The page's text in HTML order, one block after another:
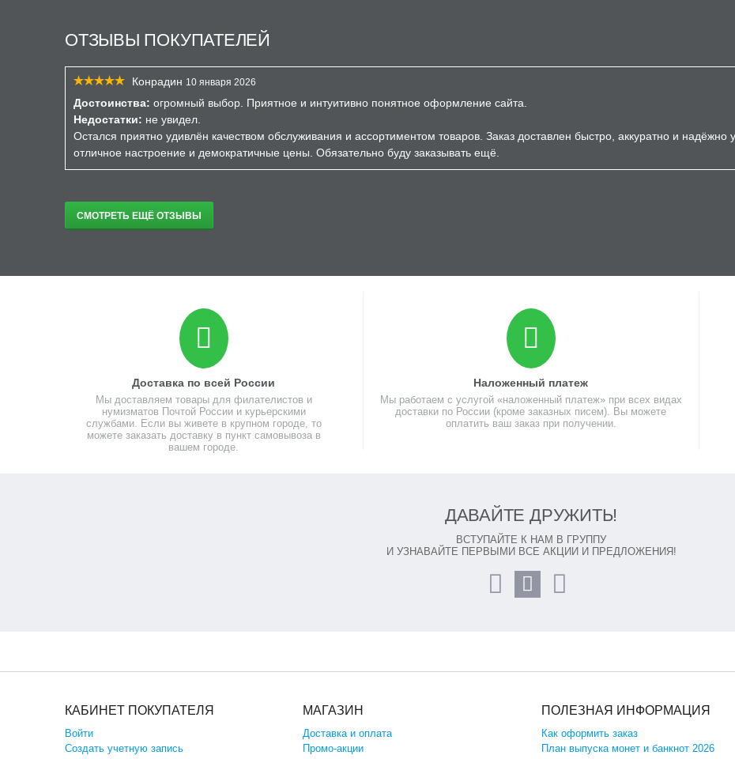
ОТЗЫВЫ ПОКУПАТЕЛЕЙ
Конрадин 10 января 2026
Достоинства: огромный выбор. Приятное и интуитивно понятное оформление сайта.
Недостатки: не увидел.
Остался приятно удивлён качеством обслуживания и ассортиментом товаров. Заказ доставлен быстро, аккуратно и
отличное настроение и демократичные цены. Обязательно буду заказывать ещё.
СМОТРЕТЬ ЕЩЁ ОТЗЫВЫ
Доставка по всей России
Мы доставляем товары для филателистов и
нумизматов Почтой России и курьерскими
службами. Если вы живете в крупном городе, то
можете заказать доставку в пункт самовывоза в
вашем городе.
Наложенный платеж
Мы работаем с услугой «наложенный платеж» при всех видах
доставки по России (кроме заказных писем). Вы можете
оплатить ваш заказ при получении.
ДАВАЙТЕ ДРУЖИТЬ!
ВСТУПАЙТЕ К НАМ В ГРУППУ
И УЗНАВАЙТЕ ПЕРВЫМИ ВСЕ АКЦИИ И ПРЕДЛОЖЕНИЯ!
КАБИНЕТ ПОКУПАТЕЛЯ
Войти
Создать учетную запись
МАГАЗИН
Доставка и оплата
Промо-акции
ПОЛЕЗНАЯ ИНФОРМАЦИЯ
Как оформить заказ
План выпуска монет и банкнот 2026